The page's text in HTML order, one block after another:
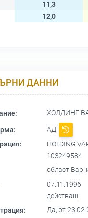
11,3
12,0
ДАННИ
ХОЛДИНГ
АД
HOLDING
103249584
област
07.11.1996
действащ
Да, от